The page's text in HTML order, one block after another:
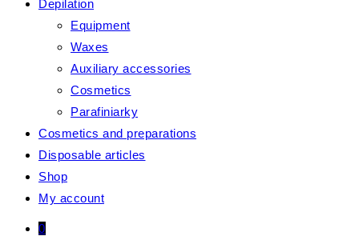
Depilation
Equipment
Waxes
Auxiliary accessories
Cosmetics
Parafiniarky
Cosmetics and preparations
Disposable articles
Shop
My account
0